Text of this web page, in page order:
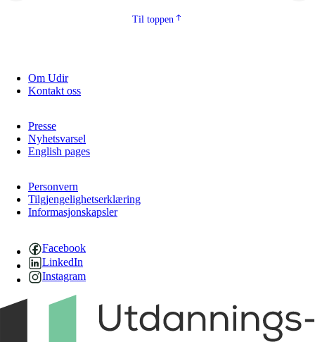
Til toppen
Om Udir
Kontakt oss
Presse
Nyhetsvarsel
English pages
Personvern
Tilgjengelighetserklæring
Informasjonskapsler
Facebook
LinkedIn
Instagram